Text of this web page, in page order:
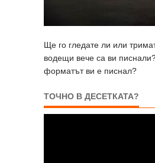
Ще го гледате ли или
водещи вече са ви
форматът ви е писнал?
ТОЧНО В ДЕСЕТКАТА?